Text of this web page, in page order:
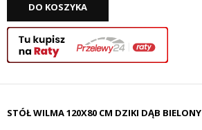
DO KOSZYKA
STÓŁ WILMA 120X80 CM DZIKI DĄB BIELONY